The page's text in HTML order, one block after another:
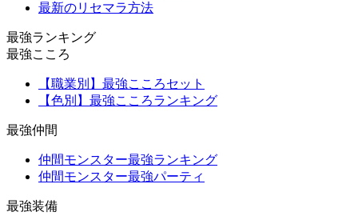
最新のリセマラ方法
最強ランキング
最強こころ
【職業別】最強こころセット
【色別】最強こころランキング
最強仲間
仲間モンスター最強ランキング
仲間モンスター最強パーティ
最強装備